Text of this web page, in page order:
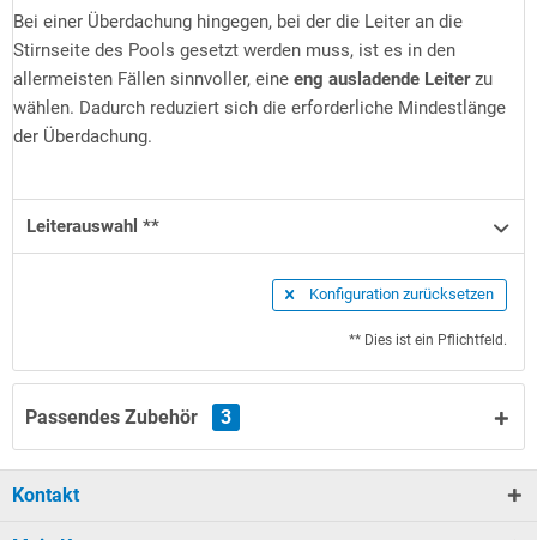
Bei einer Überdachung hingegen, bei der die Leiter an die
Stirnseite des Pools gesetzt werden muss, ist es in den
allermeisten Fällen sinnvoller, eine eng ausladende Leiterzu
wählen. Dadurch reduziert sich die erforderliche Mindestlänge
der Überdachung.
Leiterauswahl **
Konfiguration zurücksetzen
** Dies ist ein Pflichtfeld.
Passendes Zubehör 3
Kontakt